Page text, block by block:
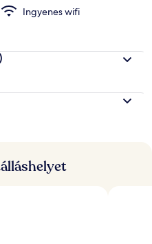
Ingyenes wifi